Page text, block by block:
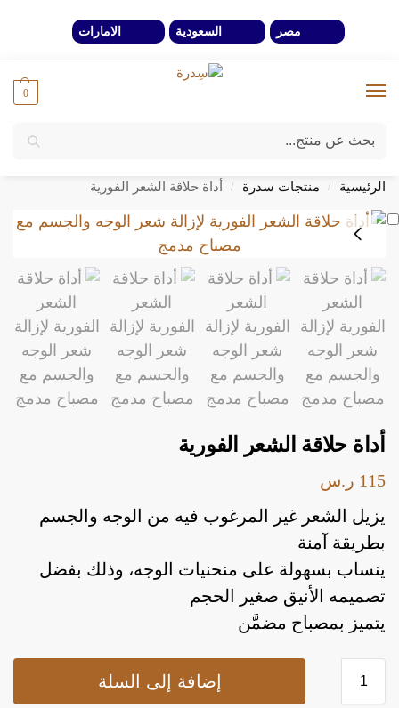
مصر السعودية الامارات
0
أدوات يدوية إصلاحات
خصومات 40% لفترة محدوة وحتي نفاذ الكمية
الرئيسية / منتجات سدرة / أداة حلاقة الشعر الفورية
أداة حلاقة الشعر الفورية
115 ر.س
يزيل الشعر غير المرغوب فيه من الوجه والجسم
بطريقة آمنة
ينساب بسهولة على منحنيات الوجه، وذلك بفضل
تصميمه الأنيق صغير الحجم
يتميز بمصباح مضمَّن
إضافة إلى السلة